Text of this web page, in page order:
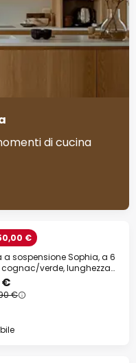
di cucina
€
sospensione Sophia, a 6
cognac/verde, lunghezza
€
€